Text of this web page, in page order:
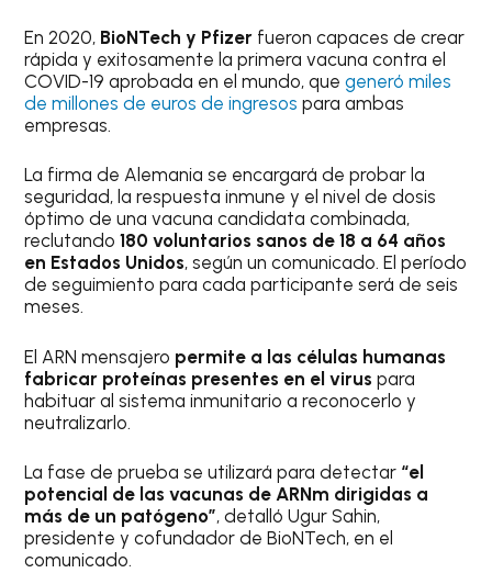
En 2020, BioNTech y Pfizer fueron capaces de crear
rápida y exitosamente la primera vacuna contra el
COVID-19 aprobada en el mundo, quegeneró miles
de millones de euros de ingresos para ambas
empresas.
La firma de Alemania se encargará de probar la
seguridad, la respuesta inmune y el nivel de dosis
óptimo de una vacuna candidata combinada,
reclutando 180 voluntarios sanos de 18 a 64 años
en Estados Unidos, según un comunicado. El período
de seguimiento para cada participante será de seis
meses.
El ARN mensajero permite a las células humanas
fabricar proteínas presentes en el virus para
habituar al sistema inmunitario a reconocerlo y
neutralizarlo.
La fase de prueba se utilizará para detectar “el
potencial de las vacunas de ARNm dirigidas a
más de un patógeno”, detalló Ugur Sahin,
presidente y cofundador de BioNTech, en el
comunicado.